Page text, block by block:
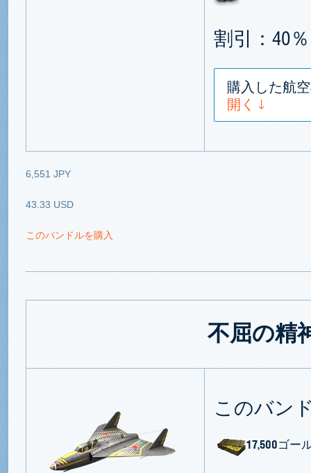
割引：40％
購入した航
開く
6,551 JPY
43.33 USD
このバンドルを購入
不屈の精
このバン
17,500ゴー